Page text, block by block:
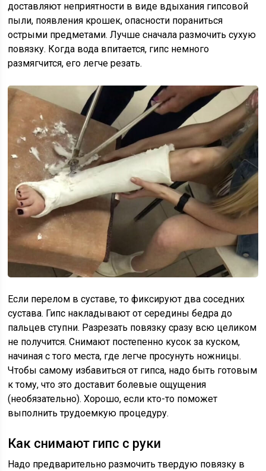
доставляют неприятности в виде вдыхания гипсовой
пыли, появления крошек, опасности пораниться
острыми предметами. Лучше сначала размочить сухую
повязку. Когда вода впитается, гипс немного
размягчится, его легче резать.
Если перелом в суставе, то фиксируют два соседних
сустава. Гипс накладывают от середины бедра до
пальцев ступни. Разрезать повязку сразу всю целиком
не получится. Снимают постепенно кусок за куском,
начиная с того места, где легче просунуть ножницы.
Чтобы самому избавиться от гипса, надо быть готовым
к тому, что это доставит болевые ощущения
(необязательно). Хорошо, если кто-то поможет
выполнить трудоемкую процедуру.
Как снимают гипс с руки
Надо предварительно размочить твердую повязку в